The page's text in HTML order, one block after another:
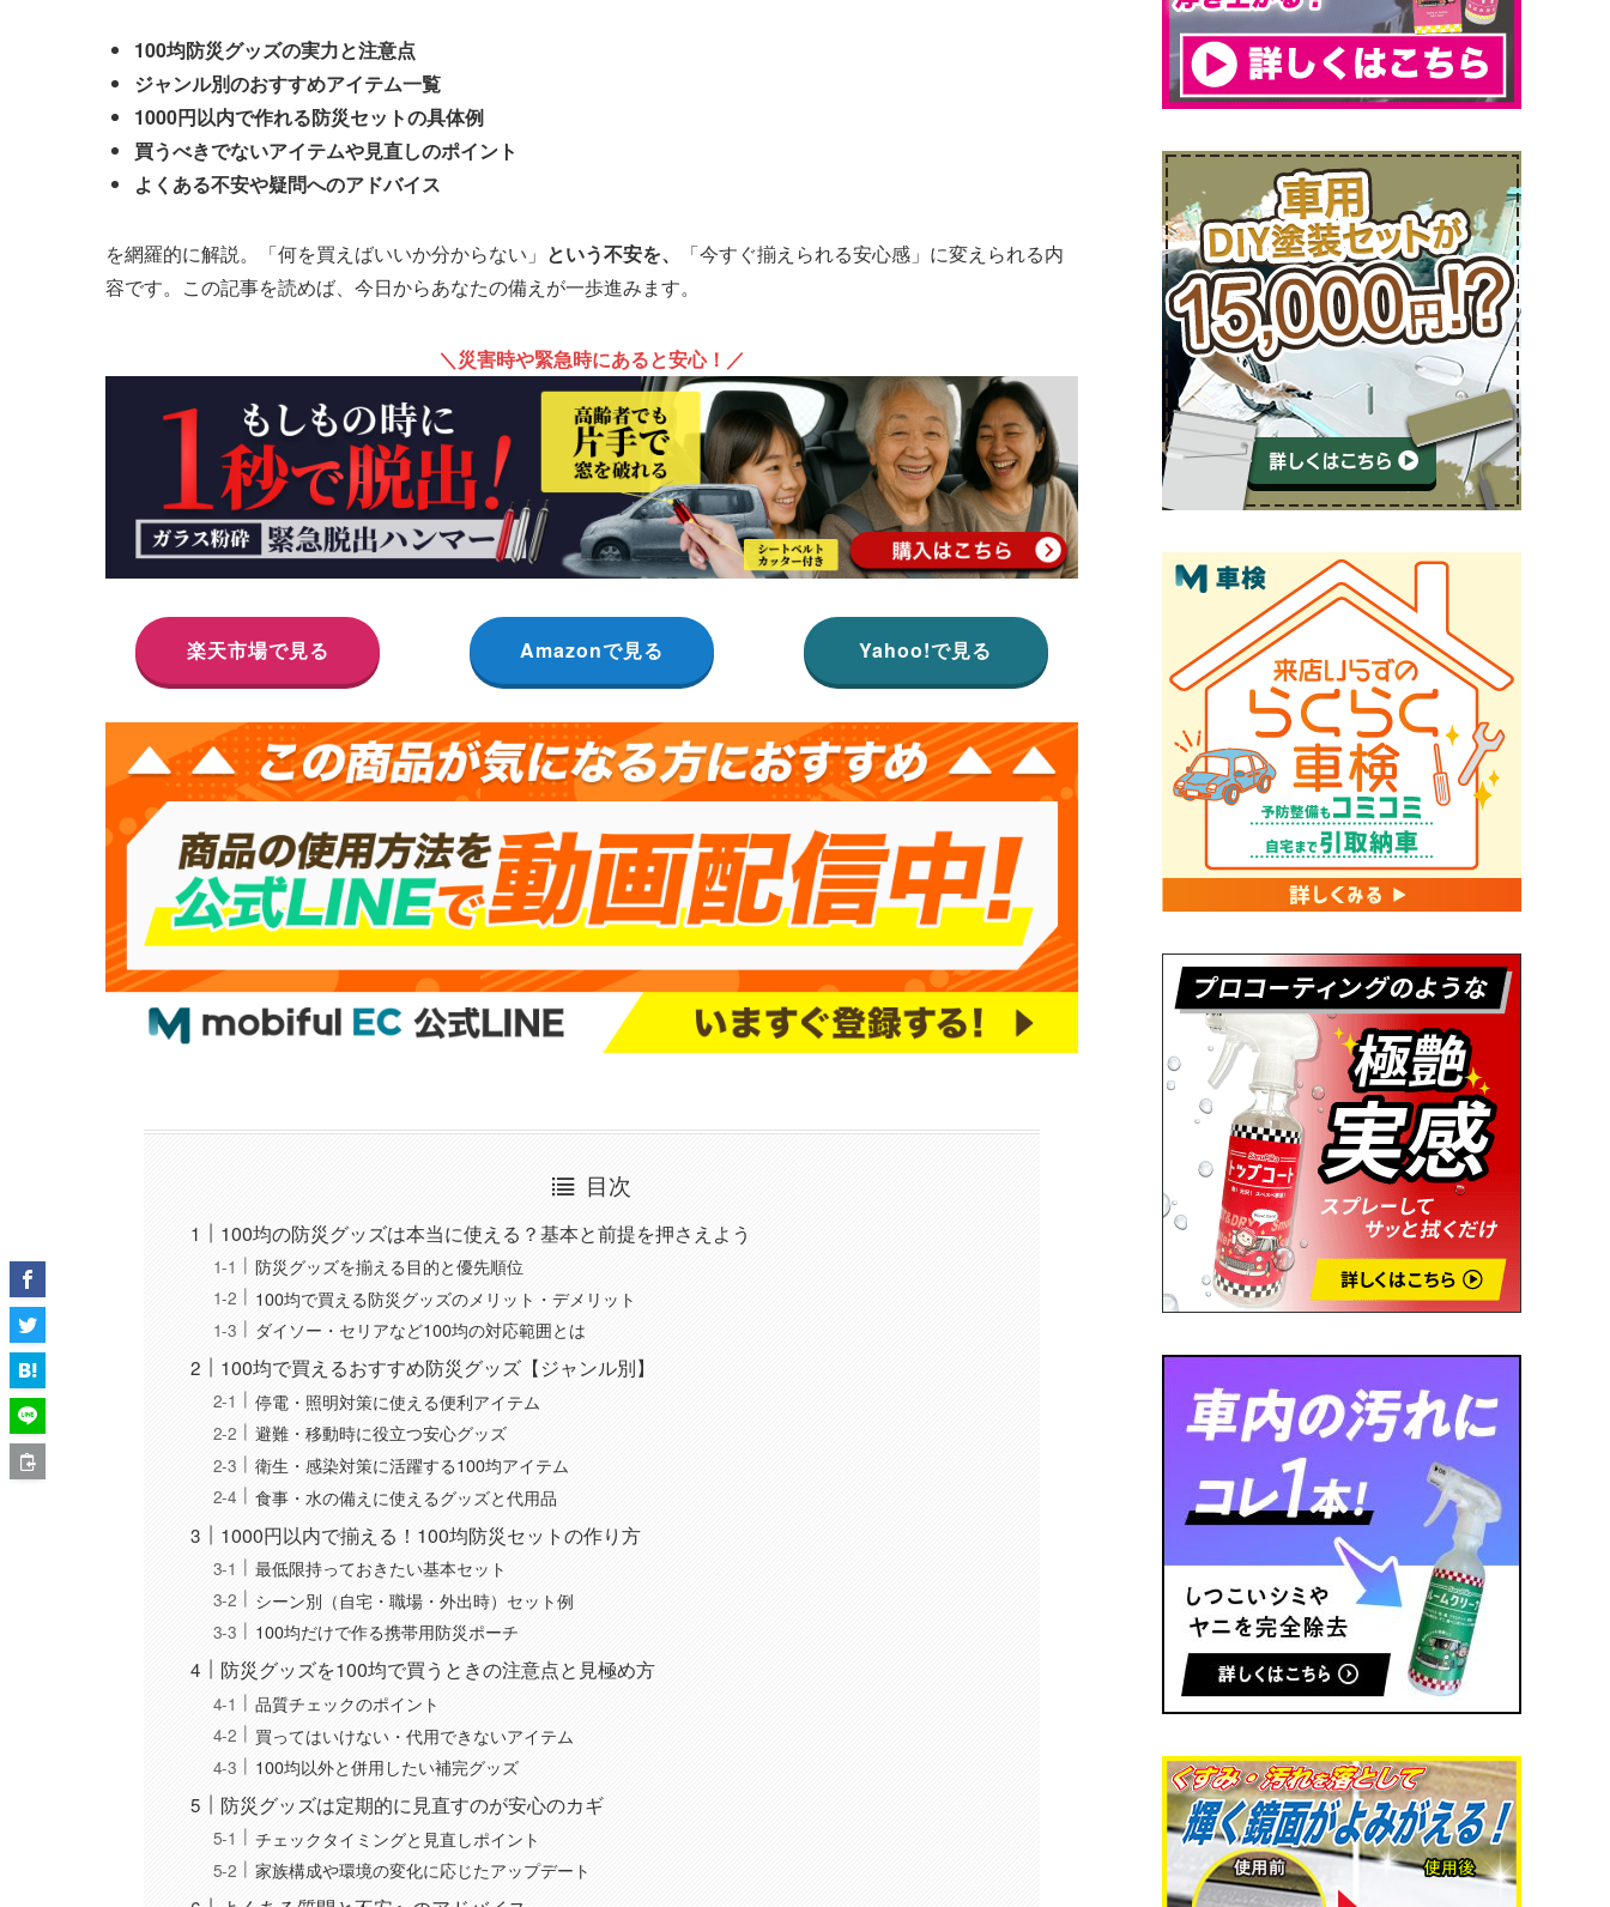
100均防災グッズの実力と注意点
ジャンル別のおすすめアイテム一覧
1000円以内で作れる防災セットの具体例
買うべきでないアイテムや見直しのポイント
よくある不安や疑問へのアドバイス
を網羅的に解説。「何を買えばいいか分からない」 という不安を、
「今すぐ揃えられる安心感」に変えられる内
容です。この記事を読めば、今日からあなたの備えが一歩進みます。
＼災害時や緊急時にあると安心！／
楽天市場で見る Amazonで見る Yahoo!で見る
目次
100均の防災グッズは本当に使える？基本と前提を押さえよう
防災グッズを揃える目的と優先順位
100均で買える防災グッズのメリット・デメリット
ダイソー・セリアなど100均の対応範囲とは
100均で買えるおすすめ防災グッズ【ジャンル別】
停電・照明対策に使える便利アイテム
避難・移動時に役立つ安心グッズ
衛生・感染対策に活躍する100均アイテム
食事・水の備えに使えるグッズと代用品
1000円以内で揃える！100均防災セットの作り方
最低限持っておきたい基本セット
シーン別（自宅・職場・外出時）セット例
100均だけで作る携帯用防災ポーチ
防災グッズを100均で買うときの注意点と見極め方
品質チェックのポイント
買ってはいけない・代用できないアイテム
100均以外と併用したい補完グッズ
防災グッズは定期的に見直すのが安心のカギ
チェックタイミングと見直しポイント
家族構成や環境の変化に応じたアップデート